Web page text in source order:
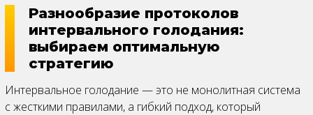
Разнообразие протоколов
интервального голодания:
выбираем оптимальную
стратегию
Интервальное голодание — это не монолитная система
с жесткими правилами, а гибкий подход, который